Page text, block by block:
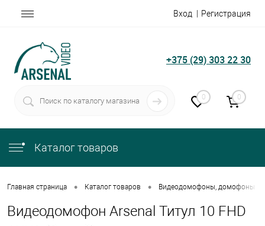
Вход Регистрация
+375 (29) 303 22 30
0 0
Каталог товаров
Главная страница • Каталог товаров • Видеодомофоны, домофоны
Видеодомофон Arsenal Титул 10 FHD